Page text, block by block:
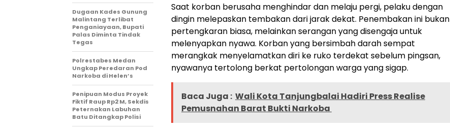
Saat korban berusaha menghindar dan melaju pergi, pelaku dengan
dingin melepaskan tembakan dari jarak dekat. Penembakan ini bukan
pertengkaran biasa, melainkan serangan yang disengaja untuk
melenyapkan nyawa. Korban yang bersimbah darah sempat
merangkak menyelamatkan diri ke ruko terdekat sebelum pingsan,
nyawanya tertolong berkat pertolongan warga yang sigap.
Baca Juga : Wali Kota Tanjungbalai Hadiri Press Realise
Pemusnahan Barat Bukti Narkoba
Dugaan Kades Gunung
Malintang Terlibat
Penganiayaan, Bupati
Palas Diminta Tindak
Tegas
Polrestabes Medan
Ungkap Peredaran Pod
Narkoba di Helen’s
Penipuan Modus Proyek
Fiktif Raup Rp2 M, Sekdis
Peternakan Labuhan
Batu Ditangkap Polisi